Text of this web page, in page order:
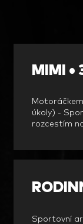
MIMI •
úkoly) -
rozcestím
Sportovní